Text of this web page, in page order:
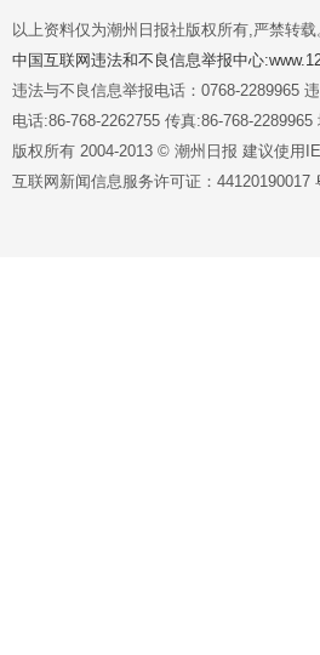
以上资料仅为潮州日报社版权所有,严禁转
中国互联网违法和不良信息举报中心
违法与不良信息举报电话：0768-2289965
电话:86-768-2262755 传真:86-768-
版权所有 2004-2013 © 潮州日报 建议使用
互联网新闻信息服务许可证：44120190017